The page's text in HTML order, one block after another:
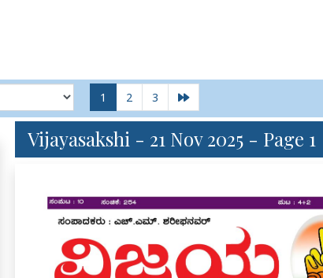
1 2 3
Vijayasakshi - 21 Nov 2025 - Page 1